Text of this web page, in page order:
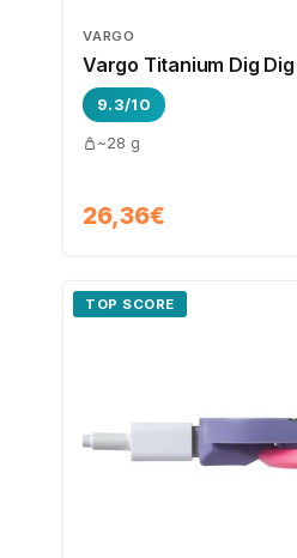
VARGO
Vargo Titanium Dig
9.3/10
~28 g
26,36€
TOP SCORE